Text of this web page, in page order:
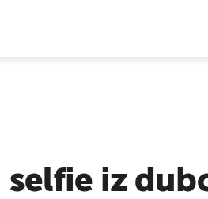
selfie iz